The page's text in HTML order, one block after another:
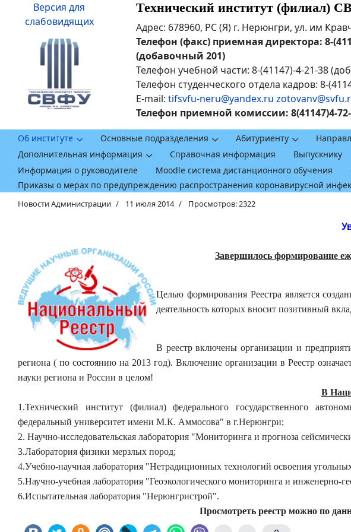
Версия для
слабовидящих
Технический институт (филиал)
Адрес: 678960, РС (Я) г. Нерюнгри, ул. им
Телефон (факс) приемная директора: 8-
(добавочный 201)
Телефон учебной части: 8-(41147)-4-21-38
Телефон студенческого отдела кадров: 8-
E-mail: tifsvfu-neru@yandex.ru
Телефон приемной комиссии: 8(41147)4-
Об институте Основные подразделения Абитуриенту
Дополнительная информация
Справочная информация Выпускнику
Информация о руководителе
Moodle система дистанционного обучения
Приказы о мерах по предупреждению распространения коронавирусной
Новости Администрации 11 июля 2014 Просмотров: 2322
Завершилось формирование
Целью формирования Реестра является
деятельность которых вносит позитивный
В реестр включены организации и
региона ( по состоянию на 2013 год). Включение организации в Реестр
науки региона и России в целом!
В
1.Технический институт (филиал) федерального государственного
федеральный университет имени М.К. Аммосова" в г.Нерюнгри;
2. Научно-исследовательская лаборатория "Мониторинга и прогноза
3.Лаборатория физики мерзлых пород;
4.Учебно-научная лаборатория "Нетрадиционных технологий освоения
5.Научно-учебная лаборатория "Геоэкологического мониторинга и инженерно-
6.Испытательная лаборатория "Нерюнгристрой".
Просмотреть реестр можно по